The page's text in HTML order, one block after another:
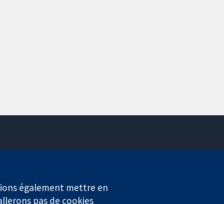
Service de presse
Qui sommes-nous
également mettre en
pas de cookies